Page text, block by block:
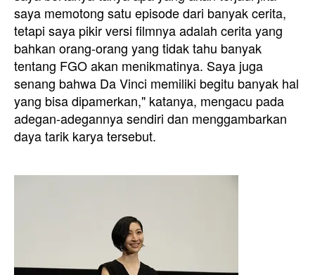
saya memotong satu episode dari banyak cerita,
tetapi saya pikir versi filmnya adalah cerita yang
bahkan orang-orang yang tidak tahu banyak
tentang FGO akan menikmatinya. Saya juga
senang bahwa Da Vinci memiliki begitu banyak hal
yang bisa dipamerkan," katanya, mengacu pada
adegan-adegannya sendiri dan menggambarkan
daya tarik karya tersebut.